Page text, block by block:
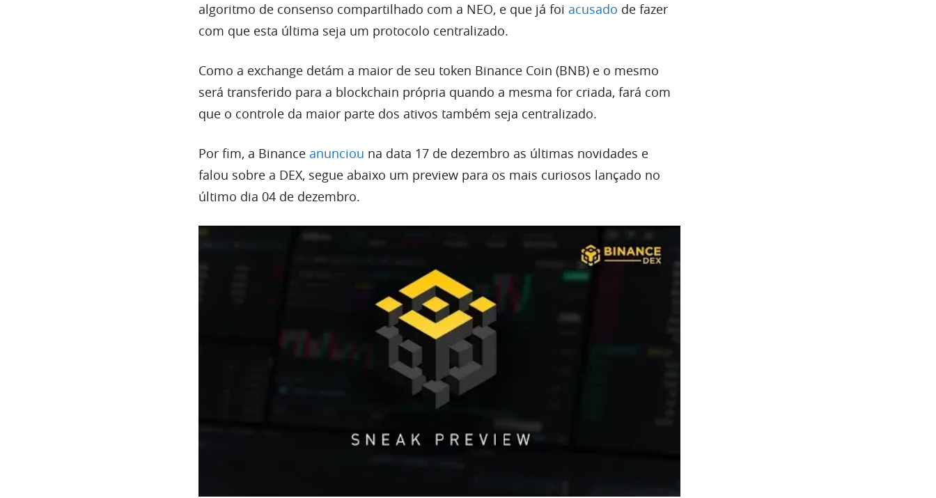
algoritmo de consenso compartilhado com a NEO, e que já foi acusado de fazer
com que esta última seja um protocolo centralizado.
Como a exchange detám a maior de seu token Binance Coin (BNB) e o mesmo
será transferido para a blockchain própria quando a mesma for criada, fará com
que o controle da maior parte dos ativos também seja centralizado.
Por fim, a Binance anunciou na data 17 de dezembro as últimas novidades e
falou sobre a DEX, segue abaixo um preview para os mais curiosos lançado no
último dia 04 de dezembro.